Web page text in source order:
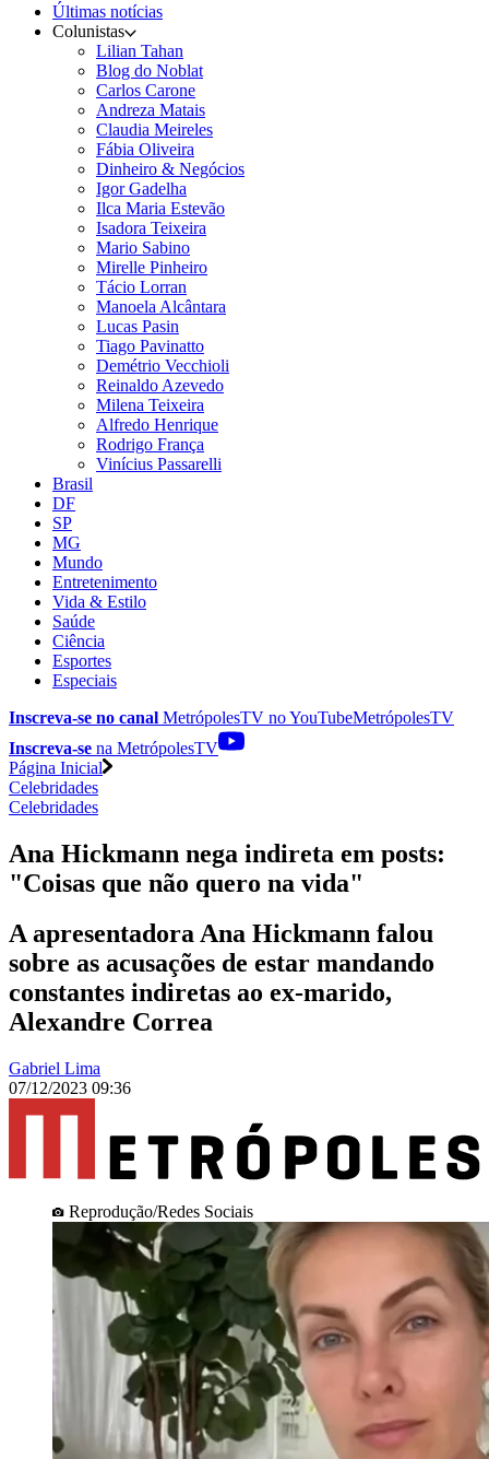
Últimas notícias
Colunistas
Lilian Tahan
Blog do Noblat
Carlos Carone
Andreza Matais
Claudia Meireles
Fábia Oliveira
Dinheiro & Negócios
Igor Gadelha
Ilca Maria Estevão
Isadora Teixeira
Mario Sabino
Mirelle Pinheiro
Tácio Lorran
Manoela Alcântara
Lucas Pasin
Tiago Pavinatto
Demétrio Vecchioli
Reinaldo Azevedo
Milena Teixeira
Alfredo Henrique
Rodrigo França
Vinícius Passarelli
Brasil
DF
SP
MG
Mundo
Entretenimento
Vida & Estilo
Saúde
Ciência
Esportes
Especiais
Inscreva-se no canal MetrópolesTV noYouTubeMetrópolesTV
Inscreva-se na MetrópolesTV
Página Inicial
Celebridades
Celebridades
Ana Hickmann nega indireta em posts:
"Coisas que não quero na vida"
A apresentadora Ana Hickmann falou
sobre as acusações de estar mandando
constantes indiretas ao ex-marido,
Alexandre Correa
Gabriel Lima
07/12/2023 09:36
Reprodução/Redes Sociais